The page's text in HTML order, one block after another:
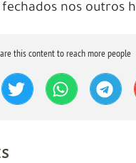
nos outros
this content to reach more people